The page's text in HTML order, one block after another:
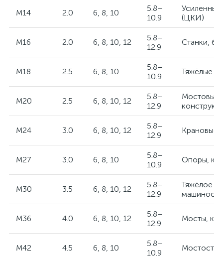
M14 2.0 6, 8, 10
5.8–
10.9
Усиленные
(ЦКИ)
M16 2.0 6, 8, 10, 12
5.8–
12.9
Станки,
M18 2.5 6, 8, 10
5.8–
10.9
Тяжёлые
M20 2.5 6, 8, 10, 12
5.8–
12.9
Мостовые
M24 3.0 6, 8, 10, 12
5.8–
12.9
Крановые
M27 3.0 6, 8, 10
5.8–
10.9
Опоры,
M30 3.5 6, 8, 10, 12
5.8–
12.9
Тяжёлое
M36 4.0 6, 8, 10, 12
5.8–
12.9
Мосты,
M42 4.5 6, 8, 10
5.8–
10.9